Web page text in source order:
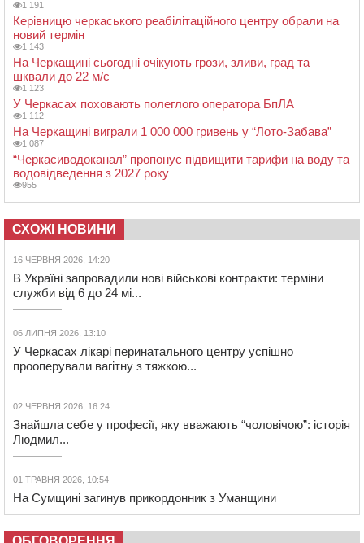
1 191
Керівницю черкаського реабілітаційного центру обрали на
новий термін
1 143
На Черкащині сьогодні очікують грози, зливи, град та
шквали до 22 м/с
1 123
У Черкасах поховають полеглого оператора БпЛА
1 112
На Черкащині виграли 1 000 000 гривень у “Лото-Забава”
1 087
“Черкасиводоканал” пропонує підвищити тарифи на воду та
водовідведення з 2027 року
955
СХОЖІ НОВИНИ
16 ЧЕРВНЯ 2026, 14:20
В Україні запровадили нові військові контракти: терміни
служби від 6 до 24 мі...
06 ЛИПНЯ 2026, 13:10
У Черкасах лікарі перинатального центру успішно
прооперували вагітну з тяжкою...
02 ЧЕРВНЯ 2026, 16:24
Знайшла себе у професії, яку вважають “чоловічою”: історія
Людмил...
01 ТРАВНЯ 2026, 10:54
На Сумщині загинув прикордонник з Уманщини